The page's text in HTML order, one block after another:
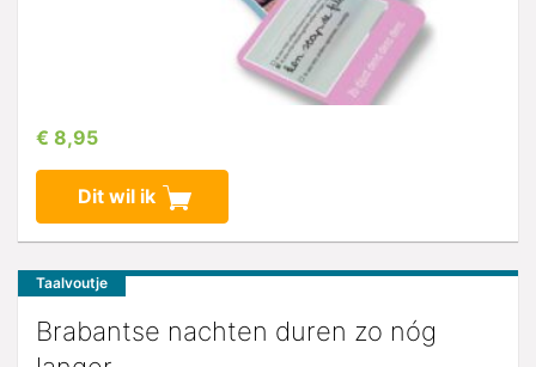
€ 8,95
Dit wil ik
Taalvoutje
Brabantse nachten duren zo nóg